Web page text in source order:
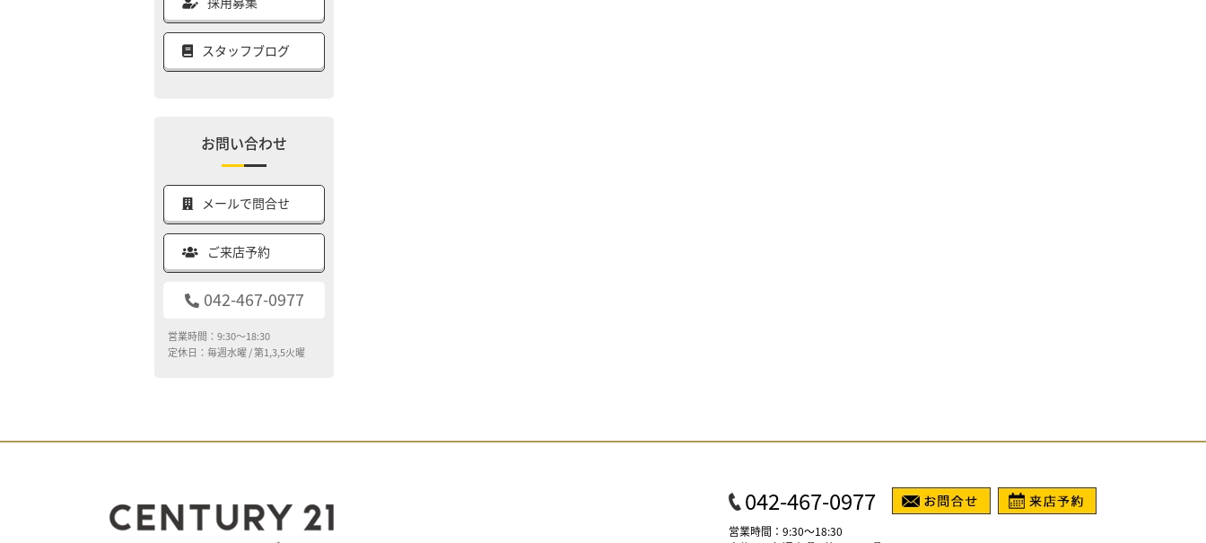
スタッフブログ
お問い合わせ
メールで問合せ
ご来店予約
042-467-0977
営業時間：9:30～18:30
定休日：毎週水曜 / 第1,3,5火曜
042-467-0977
営業時間：9:30～18:30